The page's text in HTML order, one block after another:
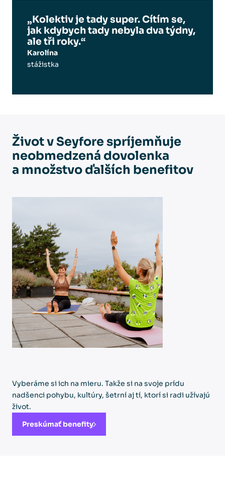
„Kolektiv je tady super. Cítím se,
jak kdybych tady nebyla dva týdny,
ale tři roky.“
Karolína
stážistka
Život v Seyfore spríjemňuje
neobmedzená dovolenka
a množstvo ďalších benefitov
Vyberáme si ich na mieru. Takže si na svoje prídu
nadšenci pohybu, kultúry, šetrní aj tí, ktorí si radi užívajú
život.
Preskúmať benefity